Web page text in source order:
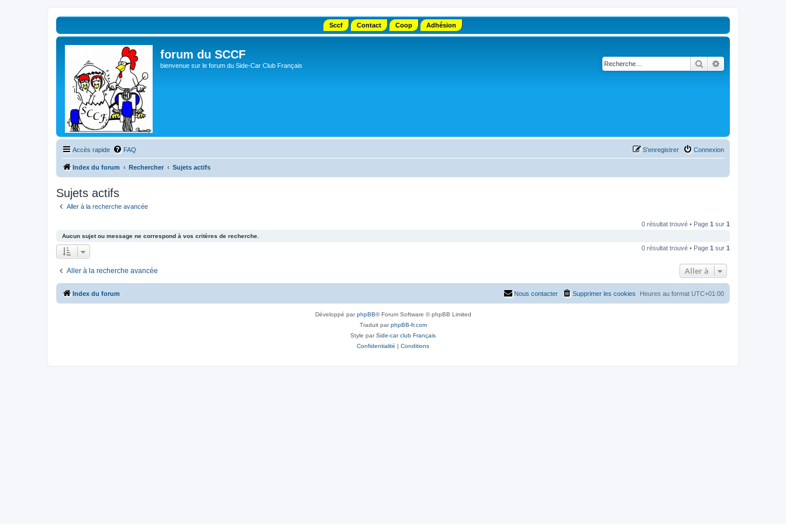
Sccf Contact Coop Adhésion
forum du SCCF
bienvenue sur le forum du Side-Car Club Français Rechercher
Accès rapide FAQ Connexion
S’enregistrer
Index du forum Rechercher Sujets actifs
Sujets actifs
Aller à la recherche avancée
0 résultat trouvé • Page 1 sur 1
Aucun sujet ou message ne correspond à vos critères de recherche.
0 résultat trouvé • Page 1 sur 1
Aller à la recherche avancée Aller à
Index du forum Heures au format UTC+01:00
Supprimer les cookies
Nous contacter
Développé parphpBB® Forum Software © phpBB Limited
Traduit parphpBB-fr.com
Style parSide-car club Français
Confidentialité | Conditions